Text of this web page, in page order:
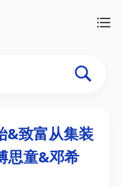
&致富从集装
思童&邓希